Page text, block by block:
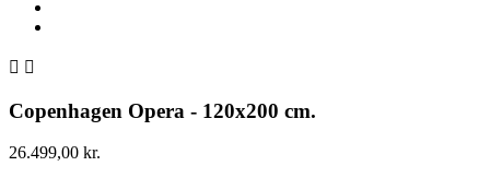
 
Copenhagen Opera - 120x200 cm.
26.499,00 kr.